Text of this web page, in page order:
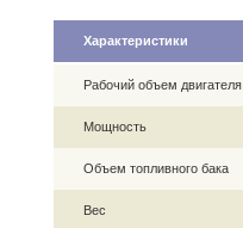
Характеристики
Рабочий объем двигателя
Мощность
Объем топливного бака
Вес